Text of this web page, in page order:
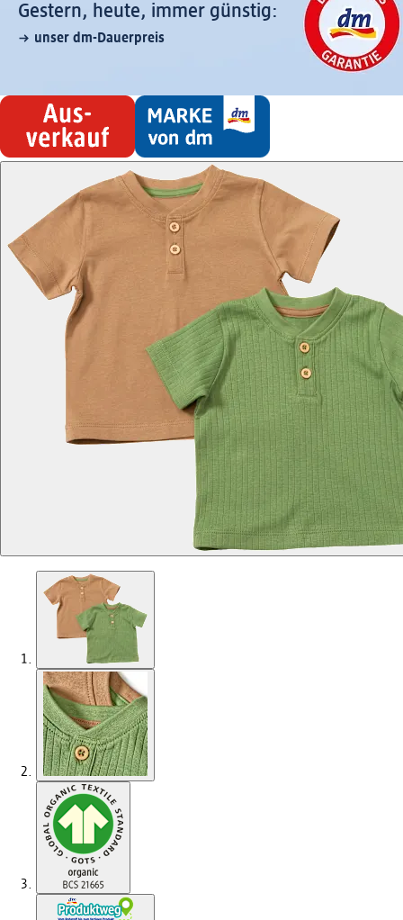
Gestern, heute, immer günstig:
unser dm-Dauerpreis